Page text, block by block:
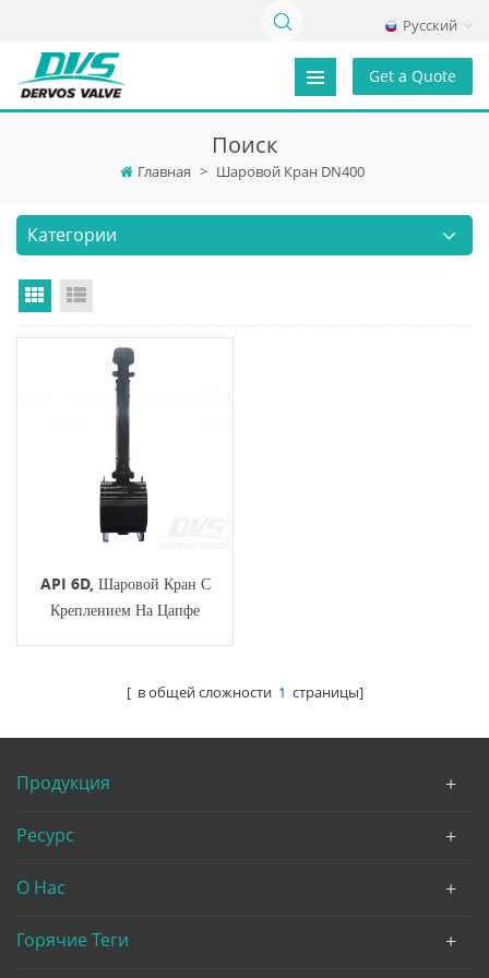
Русский
Get a Quote
Поиск
Главная > Шаровой Кран DN400
Категории
Grid View
API 6D, Шаровой Кран С
Креплением На Цапфе
[ в общей сложности 1 страницы]
Продукция
Ресурс
О Нас
Горячие Теги